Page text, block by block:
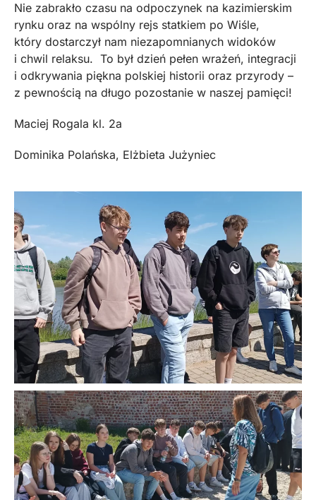
Nie zabrakło czasu na odpoczynek na kazimierskim
rynku oraz na wspólny rejs statkiem po Wiśle,
który dostarczył nam niezapomnianych widoków
i chwil relaksu. To był dzień pełen wrażeń, integracji
i odkrywania piękna polskiej historii oraz przyrody –
z pewnością na długo pozostanie w naszej pamięci!
Maciej Rogala kl. 2a
Dominika Polańska, Elżbieta Jużyniec